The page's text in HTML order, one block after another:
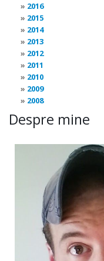
2016
2015
2014
2013
2012
2011
2010
2009
2008
Despre mine